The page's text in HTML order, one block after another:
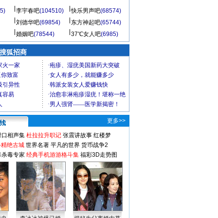
李宇春吧(104510) 快乐男声吧(68574)
刘德华吧(69854) 东方神起吧(65744)
婚姻吧(78544) 37℃女人吧(6985)
狐招商
更多>>
口相声集 杜拉拉升职记 张震讲故事 红楼梦
绝古城 世界名著 平凡的世界 货币战争2
毒专家 经典手机游游格斗集 福彩3D走势图